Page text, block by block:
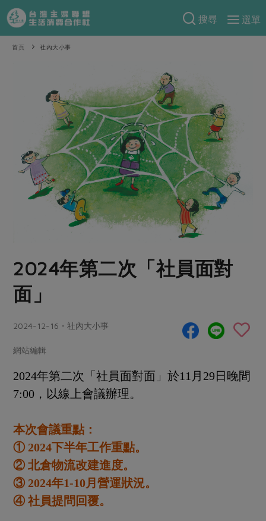
搜尋
選單
產品分類
當令水果
蕈菇類
辛香料類
奶蛋豆・五穀
乳製品
米麵雜糧
畜產肉類 水產
水畜加工品
調理食材・點心
調味醬料/南北貨
休閒零嘴 沖泡飲品
保健食品
居家好物
美妝保養 個人清潔
家庭清潔
日用品 圖書禮品
肉食
料理方式
湯品．鍋物
漬物
涼拌沙拉
飲品
主題食譜
異國料理
年菜食譜
特別企畫
預購活動
把最好的台灣味帶回家！
防災用品預購圓滿結束
2026年端午節預購圓滿結束
傳到心坎裡，誠心又澎派
合作25-經典快閃最後一週
合作25-精選產品第四彈
更多當季產品
議題活動
30%rPET紅烏龍茶
2024農業發展計畫年度報告
更多議題活動
綠主張
觀點文章
主婦食堂 一籃菜真心話
社內大小事 合作聯合國
生活提案
廚房瑜伽
關注議題
減硝酸鹽
非基改運動
廢核運動 能源議題
減添加物
更多議題
生活者e週報
綠主張月刊
關於合作社
認識合作社
員工與求才
產品檢驗
自主把關
檢驗報告
合作社法規
社務專區
選舉專區
重要公告
首頁 社內大小事
2024年第二次「社員面對
面」
2024-12-16・社內大小事
網站編輯
2024年第二次「社員面對面」於11月29日晚間
7:00，以線上會議辦理。
本次會議重點：
① 2024下半年工作重點。
② 北倉物流改建進度。
③ 2024年1-10月營運狀況。
④ 社員提問回覆。